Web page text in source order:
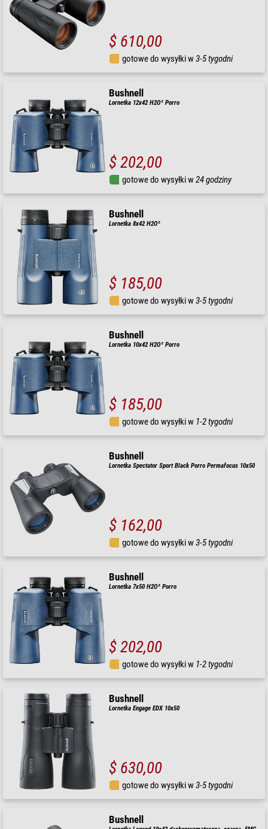
$ 610,00
gotowe do wysyłki w3-5 tygodni
Bushnell
Lornetka 12x42 H2O² Porro
$ 202,00
gotowe do wysyłki w24 godziny
Bushnell
Lornetka 8x42 H2O²
$ 185,00
gotowe do wysyłki w3-5 tygodni
Bushnell
Lornetka 10x42 H2O² Porro
$ 185,00
gotowe do wysyłki w 1-2 tygodni
Bushnell
Lornetka Spectator Sport Black Porro Permafocus 10x50
$ 162,00
gotowe do wysyłki w3-5 tygodni
Bushnell
Lornetka 7x50 H2O² Porro
$ 202,00
gotowe do wysyłki w 1-2 tygodni
Bushnell
Lornetka Engage EDX 10x50
$ 630,00
gotowe do wysyłki w3-5 tygodni
Bushnell